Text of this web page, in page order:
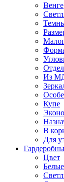
Венге
Из
Купе
В
Для
Цвет
Белые